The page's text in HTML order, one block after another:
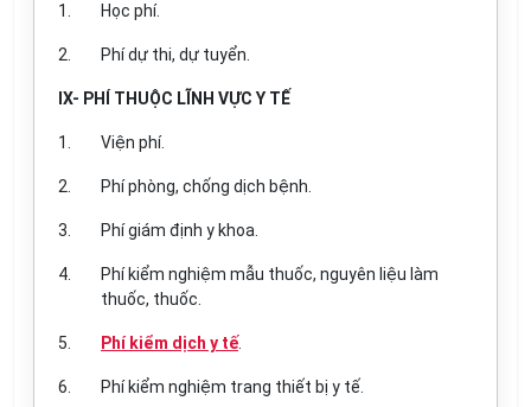
1. Học phí.
2. Phí dự thi, dự tuyển.
IX- PHÍ THUỘC LĨNH VỰC Y TẾ
1. Viện phí.
2. Phí phòng, chống dịch bệnh.
3. Phí giám định y khoa.
4.
Phí kiểm nghiệm mẫu thuốc, nguyên liệu làm
thuốc, thuốc.
5. Phí kiểm dịch y tế
6. Phí kiểm nghiệm trang thiết bị y tế.